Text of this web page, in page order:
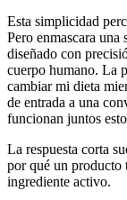
Esta simplicidad
Pero enmascara
diseñado con
cuerpo humano. La
cambiar mi dieta
de entrada a una
funcionan juntos
La respuesta corta
por qué un producto
ingrediente activo.